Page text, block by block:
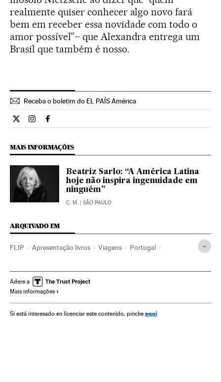
realmente quiser conhecer algo novo fará
bem em receber essa novidade com todo o
amor possível”– que Alexandra entrega um
Brasil que também é nosso.
Receba o boletim do EL PAÍS América
Cultura El País Brasil en Twitter
Cultura El País Brasil en Instagram
Cultura El País Brasil en Facebook
MAIS INFORMAÇÕES
Beatriz Sarlo: “A América Latina
hoje não inspira ingenuidade em
ninguém”
C. M. | SÃO PAULO
ARQUIVADO EM
FLIP Apresentação livros Viagens Portugal
Europa Ocidental Livros
América Latina
Cultura Sociedade
Adere a
Mais informações
Si está interesado en licenciar este contenido, pinche aquí